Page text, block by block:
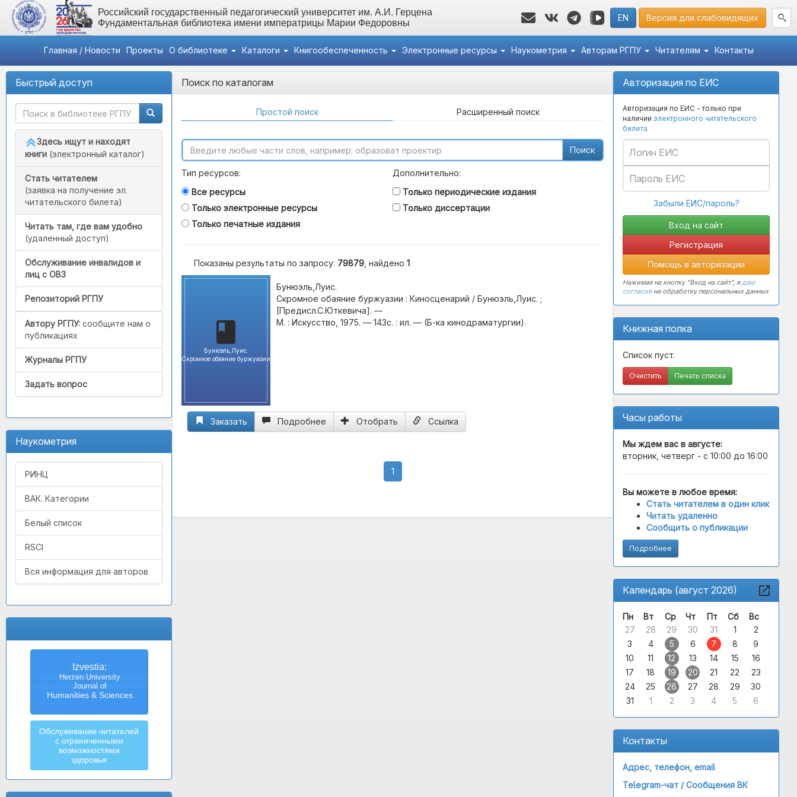
Российский государственный педагогический университет им. А.И. Герцена
Фундаментальная библиотека имени императрицы Марии Федоровны
EN Версия для слабовидящих
Главная / Новости Проекты О библиотеке Каталоги Книгообеспеченность Электронные ресурсы Наукометрия Авторам РГПУ Читателям Контакты
Быстрый доступ
Здесь ищут и находят
книги (электронный каталог)
Стать читателем
(заявка на получение эл.
читательского билета)
Читать там, где вам удобно
(удаленный доступ)
Обслуживание инвалидов и
лиц с ОВЗ
Репозиторий РГПУ
Автору РГПУ: сообщите нам о
публикациях
Журналы РГПУ
Задать вопрос
Наукометрия
РИНЦ
ВАК. Категории
Белый список
RSCI
Вся информация для авторов
Izvestia:
Herzen University
Journal of
Humanities & Sciences
Обслуживание читателей
с ограниченными
возможностями
здоровья
Авторизация по ЕИС
Авторизация по ЕИС - только при
наличии электронного читательского
билета
Забыли ЕИС/пароль?
Регистрация
Помощь в авторизации
Нажимая на кнопку "Вход на сайт", ядаю
согласиена обработку персональных данных
Книжная полка
Список пуст.
Очистить Печать списка
Часы работы
Мы ждем вас в августе:
вторник, четверг - с 10:00 до 16:00
Вы можете в любое время:
Стать читателем в один клик
Читать удаленно
Сообщить о публикации
Подробнее
Календарь (август 2026)
Пн Вт Ср Чт Пт Сб
Вс
27
28 29 30 31 1
2
3
4 5 6 7 8
9
10
11 12 13 14 15
16
17
18 19 20 21 22
23
24
25 26 27 28 29
30
31
1 2 3 4 5 6
Контакты
Адрес, телефон, email
Telegram-чат /Сообщения ВК
Поиск по каталогам
Простой поиск Расширенный поиск
Поиск
Тип ресурсов:
Все ресурсы
Только электронные ресурсы
Только печатные издания
Дополнительно:
Только периодические издания
Только диссертации
Показаны результаты по запросу: 79879 , найдено 1
Бунюэль,Луис.
Скромное обаяние буржуазии
Бунюэль,Луис.
Скромное обаяние буржуазии : Киносценарий / Бунюэль,Луис. ;
[Предисл.С.Юткевича]. —
М. : Искусство, 1975. — 143с. : ил. — (Б-ка кинодраматургии).
Заказать Подробнее Отобрать Ссылка
1(current)